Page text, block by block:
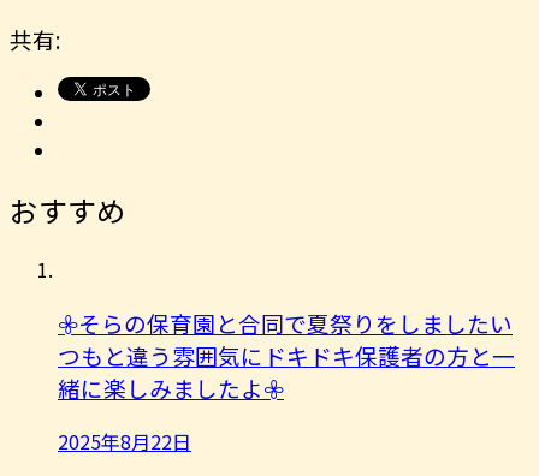
共有:
おすすめ
𖧷そらの保育園と合同で夏祭りをしましたい
つもと違う雰囲気にドキドキ保護者の方と一
緒に楽しみましたよ︎𖧷
2025年8月22日